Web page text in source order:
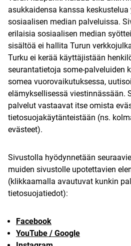
asukkaidensa kanssa
sosiaalisen median palveluissa.
erilaisia sosiaalisen median
sisältöä ei hallita Turun
Turku ei kerää käyttäjistään
seurantatietoja some-palveluiden
somea vuorovaikutuksessa,
elämyksellisessä viestinnässään.
palvelut vastaavat itse omista
tietosuojakäytänteistään (ns.
evästeet).
Sivustolla hyödynnetään
muiden sivustolle upotettavien
(klikkaamalla avautuvat kunkin
tietosuojatiedot):
Facebook
YouTube / Google